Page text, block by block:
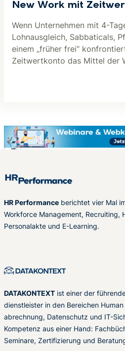
New Work mit
Wenn Unternehmen mit 4-
Lohnausgleich, Sabbaticals,
einem „früher frei“
Zeitwertkonto das Mittel der
HR Performance berichtet vier Mal
Workforce Management, Recruiting,
Personalakte und E-Learning.
DATAKONTEXT ist einer der
dienstleister in den Bereichen
abrechnung, Datenschutz und IT-
Kompetenz aus einer Hand:
Seminare, Zertifizierung und